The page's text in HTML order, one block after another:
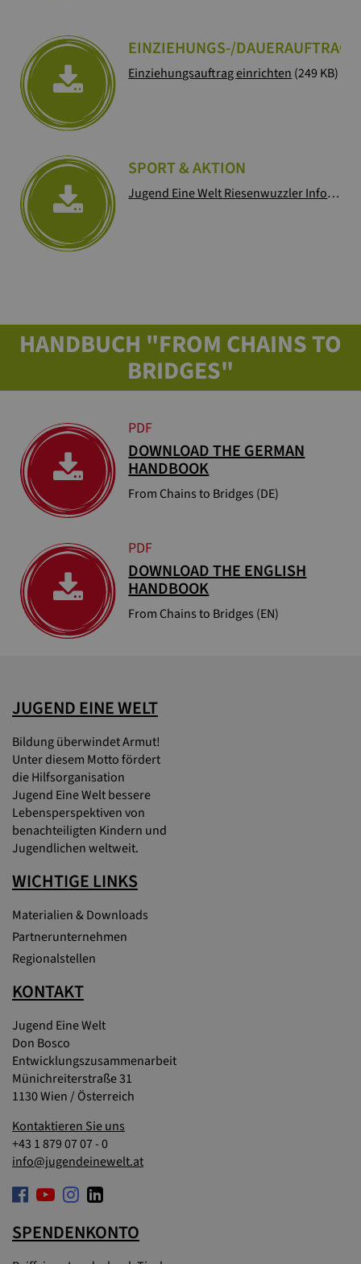
EINZIEHUNGS-/DAUERAUFTRAG
Einziehungsauftrag einrichten (249 KB)
SPORT & AKTION
Jugend Eine Welt Riesenwuzzler Info
(674
HANDBUCH "FROM CHAINS TO
BRIDGES"
PDF
DOWNLOAD THE GERMAN
HANDBOOK
From Chains to Bridges (DE)
PDF
DOWNLOAD THE ENGLISH
HANDBOOK
From Chains to Bridges (EN)
JUGEND EINE WELT
Bildung überwindet Armut!
Unter diesem Motto fördert
die Hilfsorganisation
Jugend Eine Welt bessere
Lebensperspektiven von
benachteiligten Kindern und
Jugendlichen weltweit.
WICHTIGE LINKS
Materialien & Downloads
Partnerunternehmen
Regionalstellen
KONTAKT
Jugend Eine Welt
Don Bosco
Entwicklungszusammenarbeit
Münichreiterstraße 31
1130 Wien / Österreich
Kontaktieren Sie uns
+43 1 879 07 07 - 0
info@jugendeinewelt.at
SPENDENKONTO